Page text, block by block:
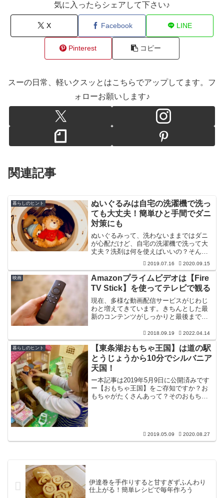
気に入ったらシェアして下さい♪
X Facebook LINE
Pinterest コピー
スーの日常、軽いクスッとはこちらでアップしてます。フ
ォローお願いします♪
関連記事
暮らしのヒント
ぬいぐるみは自宅の洗濯機で洗っ
ても大丈夫！簡単ひと手間でダニ
対策にも
ぬいぐるみって、洗わないままではダニ
が心配だけど、自宅の洗濯機で洗って大
丈夫？洗剤は何を使えばいいの？そんな
疑問があると思うのです。今回私は過炭
酸ナトリウムを使うひと手間を施して普
通に洗濯機で洗えてふかふかのぬいぐる
みに生まれ変わりました！
2019.07.16 2020.09.15
映画
Amazonプライムビデオは【Fire
TV Stick】を使ってテレビで観る
現在、多様な動画配信サービスがじわじ
わと増えてきています。きちんとした最
新のコンテンツがしっかりと最後まで見
Amazonさんの【Amazonプライム・ビデ
オ】はその中でもダントツの利用率１位
だそうです。安心感と簡単さ、そしてお
得感がすごいですからね。
2018.09.19 2022.04.14
暮らしのヒント
【東条湖おもちゃ王国】は道の駅
とうじょうから10分でシルバニア
天国！
ー本記事は2019年5月9日に公開済みです
ー【おもちゃ王国】をご存知ですか？お
もちゃがたくさんあって？そのおもちゃ
2019.05.09 2020.08.27
伊達巻を手作りすると甘すぎずふんわり
仕上がる！簡単レシピで毎年作ろう